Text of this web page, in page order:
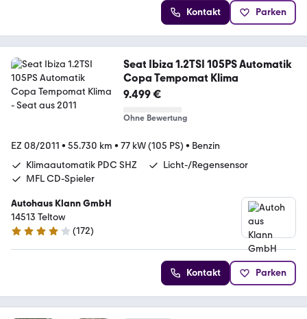
Kontakt Parken
Seat Ibiza 1.2TSI 105PS Automatik
Copa Tempomat Klima
9.499 €
Ohne Bewertung
EZ 08/2011 • 55.730 km • 77 kW (105 PS) • Benzin
Klimaautomatik PDC SHZ
Licht-/Regensensor
MFL CD-Spieler
Autohaus Klann GmbH
14513 Teltow
4 Sterne
(172)
Kontakt Parken